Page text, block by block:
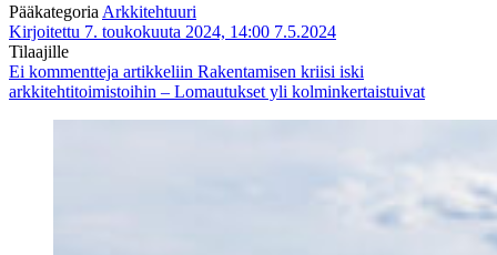
Pääkategoria Arkkitehtuuri
Kirjoitettu 7. toukokuuta 2024, 14:00 7.5.2024
Tilaajille
Ei kommentteja artikkeliin Rakentamisen kriisi iski
arkkitehtitoimistoihin – Lomautukset yli kolminkertaistuivat